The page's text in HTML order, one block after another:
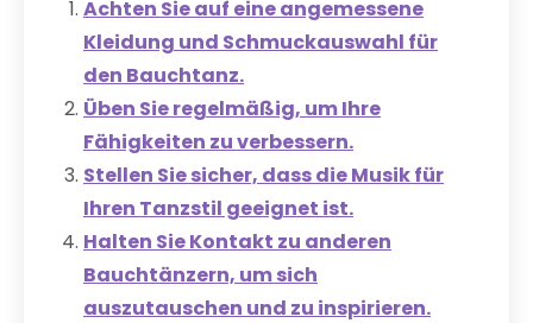
Achten Sie auf eine angemessene
Kleidung und Schmuckauswahl für
den Bauchtanz.
Üben Sie regelmäßig, um Ihre
Fähigkeiten zu verbessern.
Stellen Sie sicher, dass die Musik für
Ihren Tanzstil geeignet ist.
Halten Sie Kontakt zu anderen
Bauchtänzern, um sich
auszutauschen und zu inspirieren.